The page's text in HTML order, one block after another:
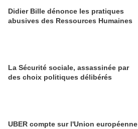
Didier Bille dénonce les pratiques
abusives des Ressources Humaines
La Sécurité sociale, assassinée par
des choix politiques délibérés
UBER compte sur l'Union européenne